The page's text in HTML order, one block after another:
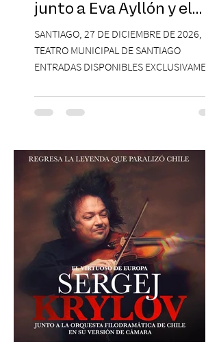
junto a Eva Ayllón y el
Cuarteto Austral en el
Teatro Municipal de
Santiago
SANTIAGO, 27 DE DICIEMBRE DE 2026,
TEATRO MUNICIPAL DE SANTIAGO
ENTRADAS DISPONIBLES EXCLUSIVAMENTE
agrupación ícono de la Nueva Canción
Chilena conmemorará su legado de 60
19:00 horas, en el Teatro Municipal de
Santiago. La celebración reunirá a la
máxima exponente de la música popular
peruana, Eva Ayllón, al Cuarteto Austral y
un repertorio que recorrerá seis décadas
de obras que transformaron l